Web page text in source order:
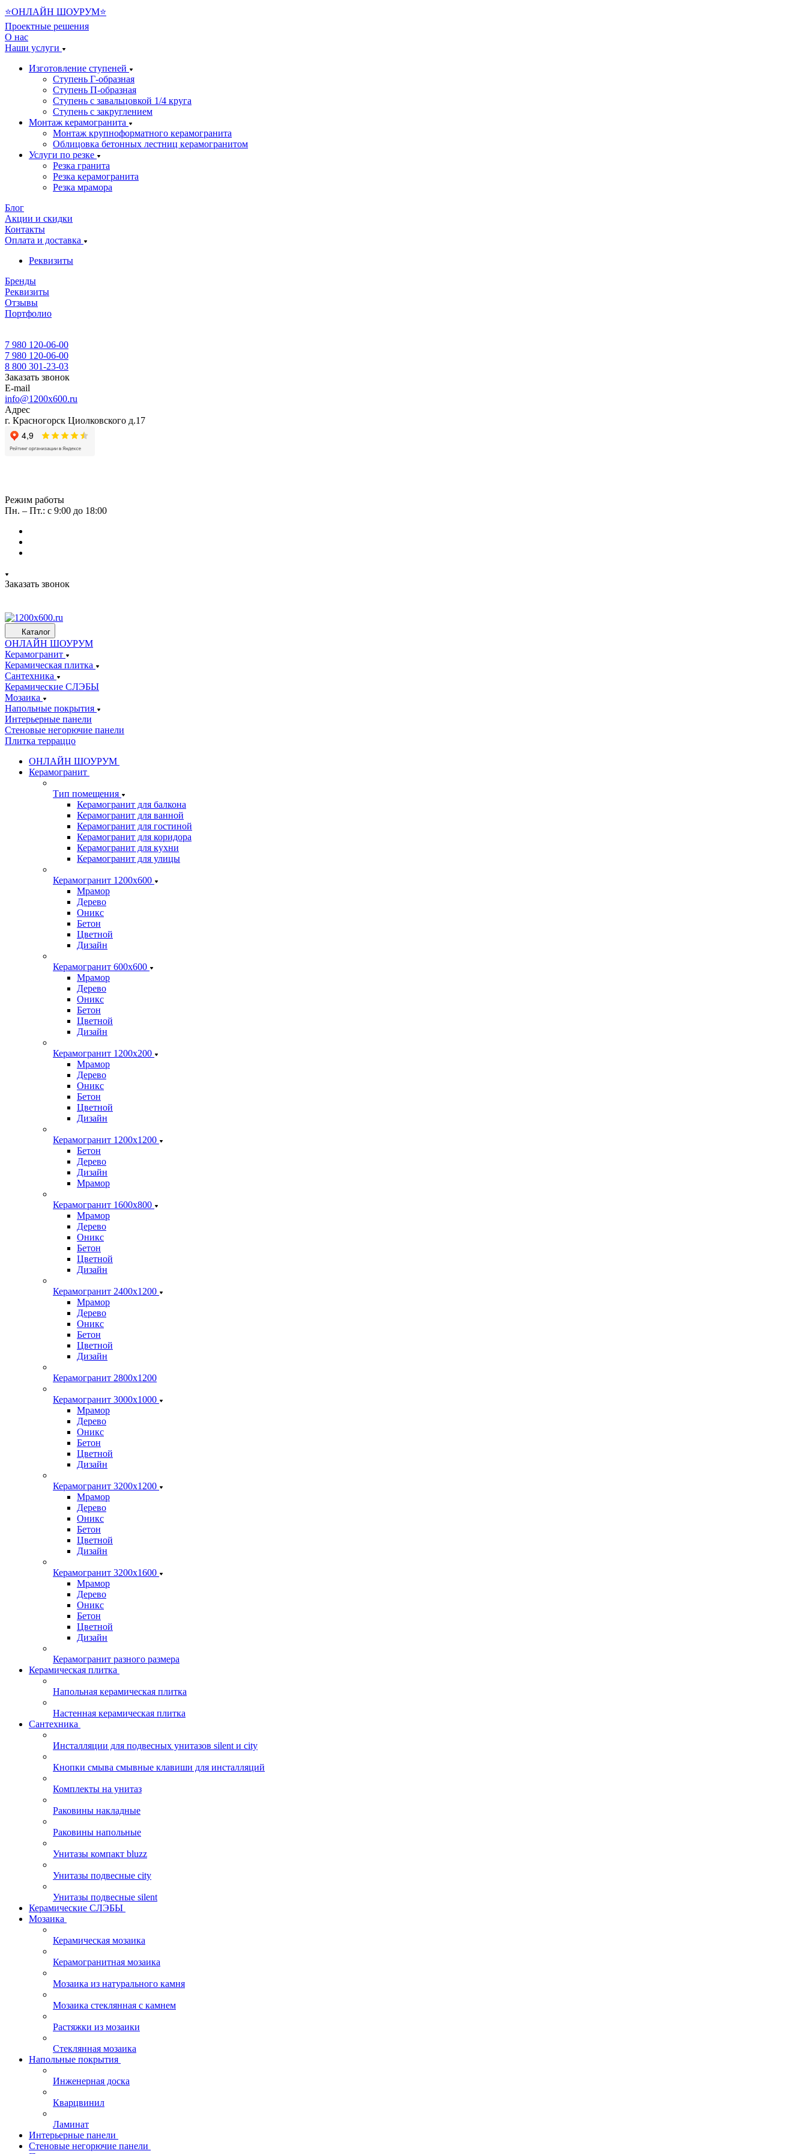
⭐ОНЛАЙН ШОУРУМ⭐
Проектные решения
О нас
Наши услуги
Изготовление ступеней
Ступень Г-образная
Ступень П-образная
Ступень с завальцовкой 1/4 круга
Ступень с закруглением
Монтаж керамогранита
Монтаж крупноформатного керамогранита
Облицовка бетонных лестниц керамогранитом
Услуги по резке
Резка гранита
Резка керамогранита
Резка мрамора
Блог
Акции и скидки
Контакты
Оплата и доставка
Реквизиты
Бренды
Реквизиты
Отзывы
Портфолио
7 980 120-06-00
7 980 120-06-00
8 800 301-23-03
Заказать звонок
E-mail
info@1200x600.ru
Адрес
г. Красногорск Циолковского д.17
Режим работы
Пн. – Пт.: с 9:00 до 18:00
Заказать звонок
Каталог
ОНЛАЙН ШОУРУМ
Керамогранит
Керамическая плитка
Сантехника
Керамические СЛЭБЫ
Мозаика
Напольные покрытия
Интерьерные панели
Стеновые негорючие панели
Плитка терраццо
ОНЛАЙН ШОУРУМ
Керамогранит
Тип помещения
Керамогранит для балкона
Керамогранит для ванной
Керамогранит для гостиной
Керамогранит для коридора
Керамогранит для кухни
Керамогранит для улицы
Керамогранит 1200х600
Мрамор
Дерево
Оникс
Бетон
Цветной
Дизайн
Керамогранит 600х600
Мрамор
Дерево
Оникс
Бетон
Цветной
Дизайн
Керамогранит 1200x200
Мрамор
Дерево
Оникс
Бетон
Цветной
Дизайн
Керамогранит 1200x1200
Бетон
Дерево
Дизайн
Мрамор
Керамогранит 1600х800
Мрамор
Дерево
Оникс
Бетон
Цветной
Дизайн
Керамогранит 2400х1200
Мрамор
Дерево
Оникс
Бетон
Цветной
Дизайн
Керамогранит 2800x1200
Керамогранит 3000х1000
Мрамор
Дерево
Оникс
Бетон
Цветной
Дизайн
Керамогранит 3200х1200
Мрамор
Дерево
Оникс
Бетон
Цветной
Дизайн
Керамогранит 3200х1600
Мрамор
Дерево
Оникс
Бетон
Цветной
Дизайн
Керамогранит разного размера
Керамическая плитка
Напольная керамическая плитка
Настенная керамическая плитка
Сантехника
Инсталляции для подвесных унитазов silent и city
Кнопки смыва смывные клавиши для инсталляций
Комплекты на унитаз
Раковины накладные
Раковины напольные
Унитазы компакт bluzz
Унитазы подвесные city
Унитазы подвесные silent
Керамические СЛЭБЫ
Мозаика
Керамическая мозаика
Керамогранитная мозаика
Мозаика из натурального камня
Мозаика стеклянная с камнем
Растяжки из мозаики
Стеклянная мозаика
Напольные покрытия
Инженерная доска
Кварцвинил
Ламинат
Интерьерные панели
Стеновые негорючие панели